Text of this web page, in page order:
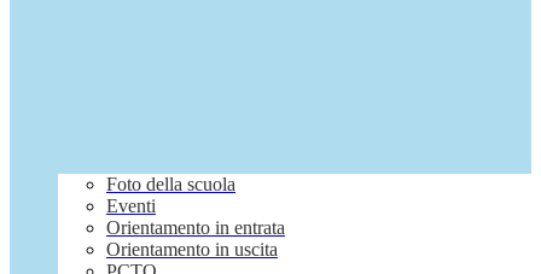
Foto della scuola
Eventi
Orientamento in entrata
Orientamento in uscita